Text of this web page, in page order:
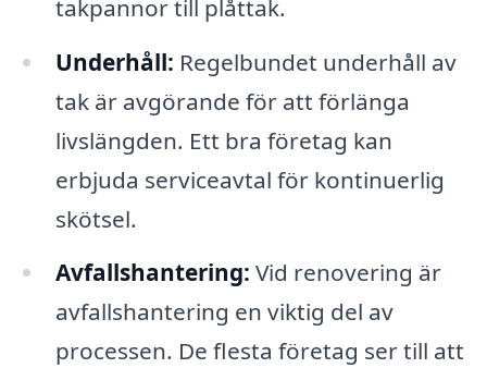
takpannor till plåttak.
Underhåll: Regelbundet underhåll av
tak är avgörande för att förlänga
livslängden. Ett bra företag kan
erbjuda serviceavtal för kontinuerlig
skötsel.
Avfallshantering: Vid renovering är
avfallshantering en viktig del av
processen. De flesta företag ser till att